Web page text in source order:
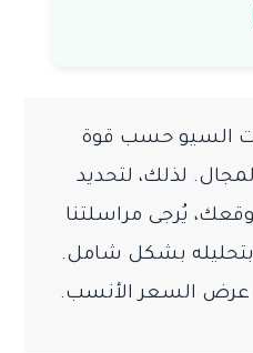
السيو حسب قوة
لذلك، لتحديد
يُرجى مراسلتنا
بشكل شامل.
عرض السعر الأنسب.